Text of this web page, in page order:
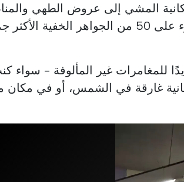
المشي إلى عروض الطهي
الطبيعية المحيطة، يسلط المؤشر الضوء على 50 من الجواهر الخفية
إلهامًا جديدًا للمغامرات غير المألوفة - سواء
غارقة في الشمس، أو في مكان